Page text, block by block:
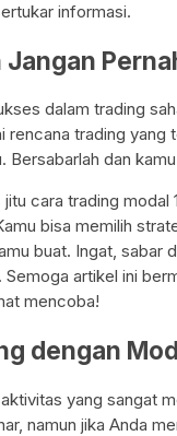
informasi.
Jangan
dalam trading
rencana trading
Bersabarlah dan
jitu cara trading
bisa memilih
buat. Ingat, sabar
artikel ini
mencoba!
dengan
yang sangat
namun jika Anda